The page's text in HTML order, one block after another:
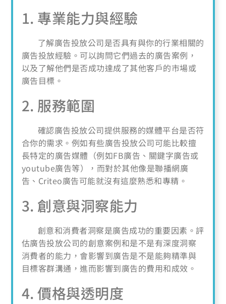
1. 專業能力與經驗
了解廣告投放公司是否具有與你的行業相關的
廣告投放經驗。可以詢問它們過去的廣告案例，
以及了解他們是否成功達成了其他客戶的市場或
廣告目標。
2. 服務範圍
確認廣告投放公司提供服務的媒體平台是否符
合你的需求。例如有些廣告投放公司可能比較擅
長特定的廣告媒體（例如FB廣告、關鍵字廣告或
youtube廣告等），而對於其他像是聯播網廣
告、Criteo廣告可能就沒有這麼熟悉和專精。
3. 創意與洞察能力
創意和消費者洞察是廣告成功的重要因素。評
估廣告投放公司的創意案例和是不是有深度洞察
消費者的能力，會影響到廣告是不是能夠精準與
目標客群溝通，進而影響到廣告的費用和成效。
4. 價格與透明度